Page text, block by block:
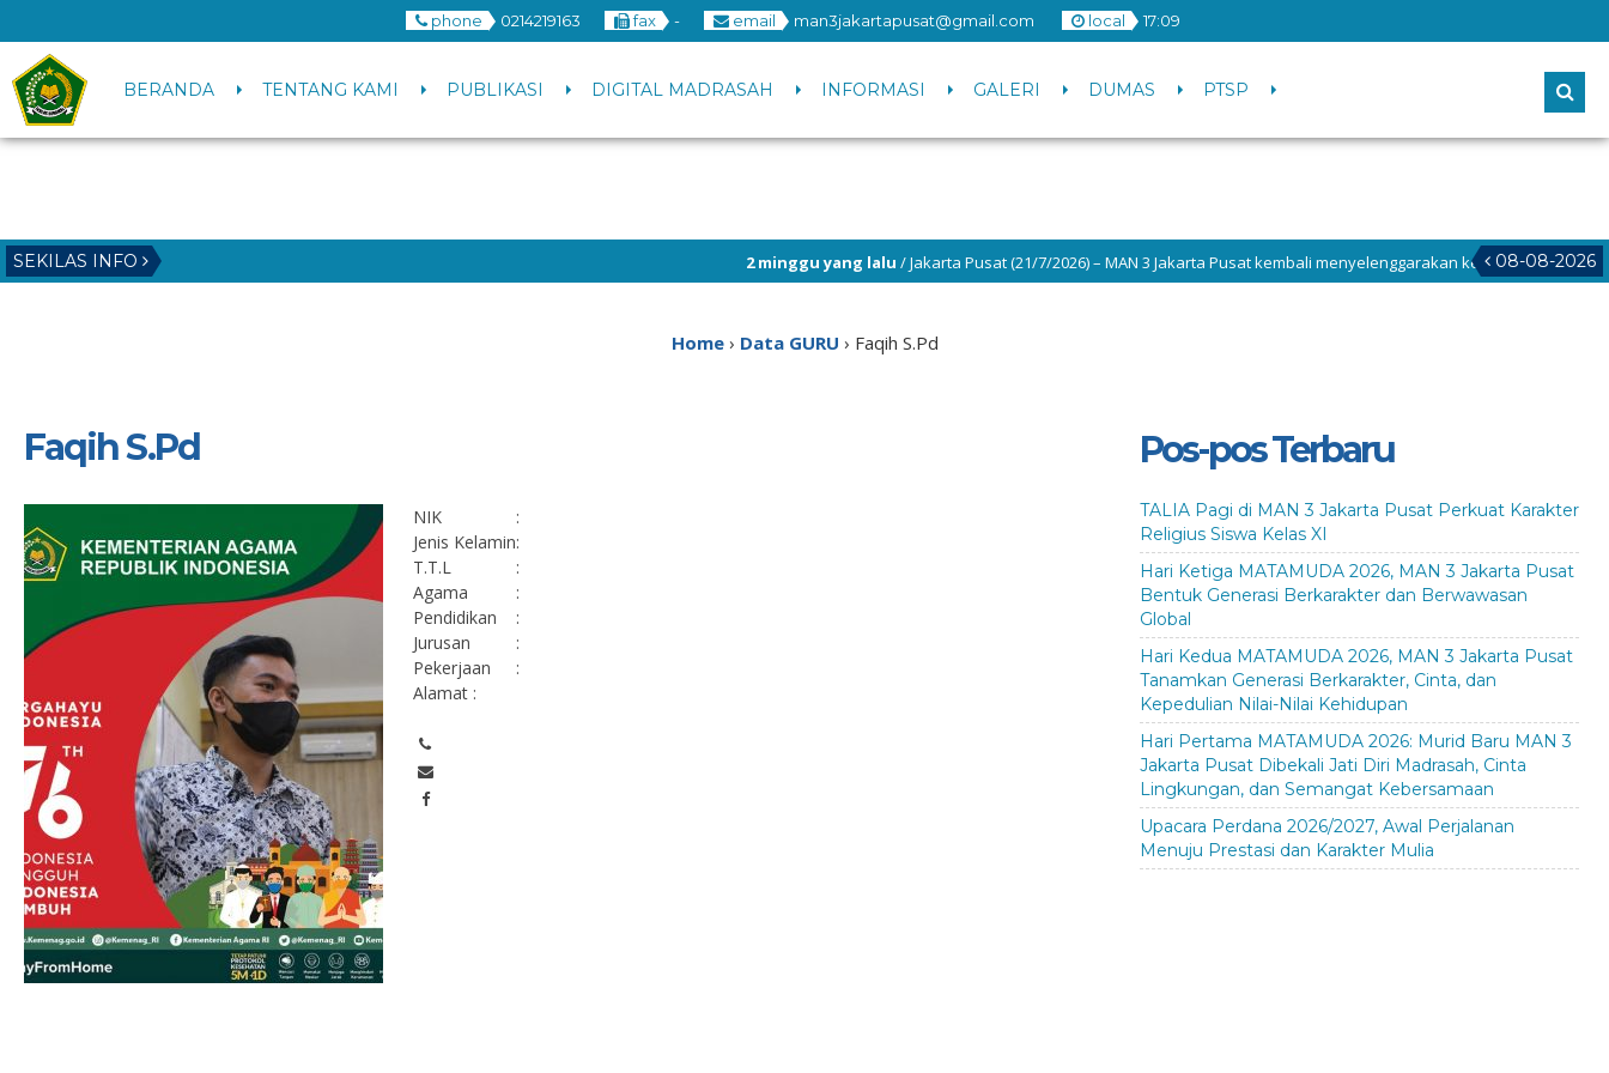
phone 0214219163 fax - email man3jakartapusat@gmail.com local 17:09
BERANDA TENTANG KAMI PUBLIKASI DIGITAL MADRASAH INFORMASI GALERI DUMAS PTSP
SEKILAS INFO 08-08-2026
2 minggu yang lalu / Jakarta Pusat (21/7/2026) – MAN 3 Jakarta Pusat kembali menyelenggarakan kegiatan TALIA
Home› Data GURU › Faqih S.Pd
Faqih S.Pd
NIK
:
Jenis Kelamin:
T.T.L
:
Agama
:
Pendidikan
:
Jurusan
:
Pekerjaan
:
Alamat :
Pos-pos Terbaru
TALIA Pagi di MAN 3 Jakarta Pusat Perkuat Karakter
Religius Siswa Kelas XI
Hari Ketiga MATAMUDA 2026, MAN 3 Jakarta Pusat
Bentuk Generasi Berkarakter dan Berwawasan
Global
Hari Kedua MATAMUDA 2026, MAN 3 Jakarta Pusat
Tanamkan Generasi Berkarakter, Cinta, dan
Kepedulian Nilai-Nilai Kehidupan
Hari Pertama MATAMUDA 2026: Murid Baru MAN 3
Jakarta Pusat Dibekali Jati Diri Madrasah, Cinta
Lingkungan, dan Semangat Kebersamaan
Upacara Perdana 2026/2027, Awal Perjalanan
Menuju Prestasi dan Karakter Mulia